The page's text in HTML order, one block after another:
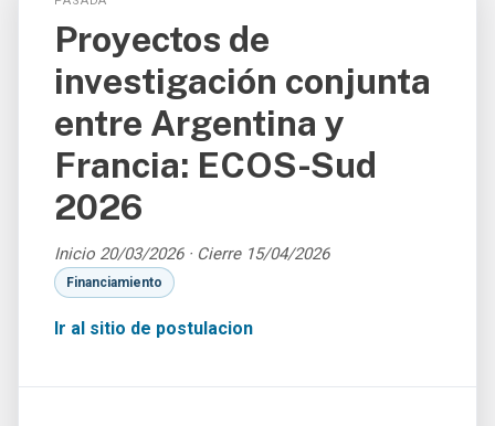
Proyectos de
investigación conjunta
entre Argentina y
Francia: ECOS-Sud
2026
Inicio 20/03/2026 · Cierre 15/04/2026
Financiamiento
Ir al sitio de postulacion